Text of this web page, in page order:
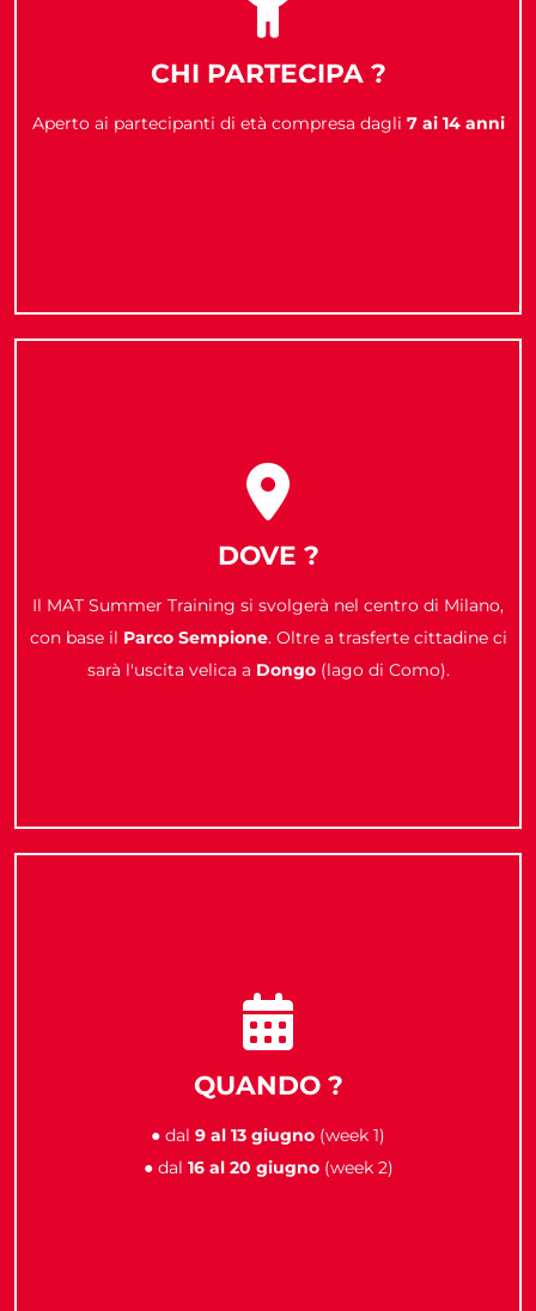
CHI PARTECIPA ?
Aperto ai partecipanti di età compresa dagli 7 ai 14 anni
DOVE ?
Il MAT Summer Training si svolgerà nel centro di Milano,
con base il Parco Sempione. Oltre a trasferte cittadine ci
sarà l'uscita velica a Dongo(lago di Como).
QUANDO ?
● dal 9 al 13 giugno (week 1)
● dal 16 al 20 giugno(week 2)